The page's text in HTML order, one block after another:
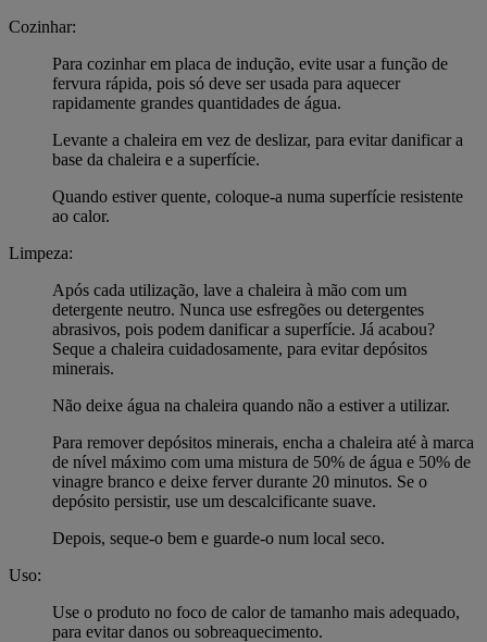
Cozinhar:
Para cozinhar em placa de indução, evite usar a função de
fervura rápida, pois só deve ser usada para aquecer
rapidamente grandes quantidades de água.
Levante a chaleira em vez de deslizar, para evitar danificar a
base da chaleira e a superfície.
Quando estiver quente, coloque-a numa superfície resistente
ao calor.
Limpeza:
Após cada utilização, lave a chaleira à mão com um
detergente neutro. Nunca use esfregões ou detergentes
abrasivos, pois podem danificar a superfície. Já acabou?
Seque a chaleira cuidadosamente, para evitar depósitos
minerais.
Não deixe água na chaleira quando não a estiver a utilizar.
Para remover depósitos minerais, encha a chaleira até à marca
de nível máximo com uma mistura de 50% de água e 50% de
vinagre branco e deixe ferver durante 20 minutos. Se o
depósito persistir, use um descalcificante suave.
Depois, seque-o bem e guarde-o num local seco.
Uso:
Use o produto no foco de calor de tamanho mais adequado,
para evitar danos ou sobreaquecimento.